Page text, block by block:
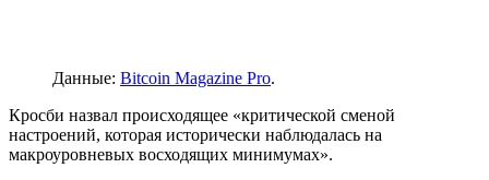
Данные: Bitcoin Magazine Pro.
Кросби назвал происходящее «критической сменой
настроений, которая исторически наблюдалась на
макроуровневых восходящих минимумах».